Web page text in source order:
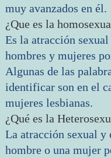
muy avanzados en él.
¿Que es la
Es la atracción
hombres y mujeres
Algunas de las
identificar son en el
mujeres lesbianas.
¿Qué es la
La atracción sexual y
hombre o una mujer